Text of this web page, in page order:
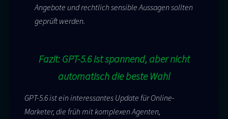
Angebote und rechtlich sensible Aussagen sollten
geprüft werden.
Fazit: GPT-5.6 ist spannend, aber nicht
automatisch die beste Wahl
GPT-5.6 ist ein interessantes Update für Online-
Marketer, die früh mit komplexen Agenten,